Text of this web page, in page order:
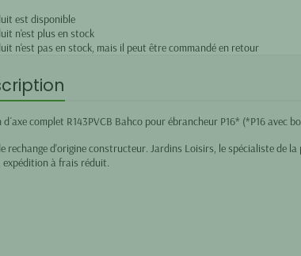
est disponible
n'est plus en stock
n'est pas en stock, mais il peut être commandé en retour
d´axe complet R143PVCB Bahco pour ébrancheur P16* (*P16 avec
rechange d'origine constructeur. Jardins Loisirs, le spécialiste de
expédition à frais réduit.